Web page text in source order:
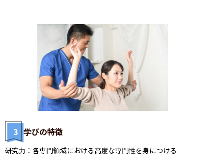
3 学びの特徴
研究力：各専門領域における高度な専門性を身につける